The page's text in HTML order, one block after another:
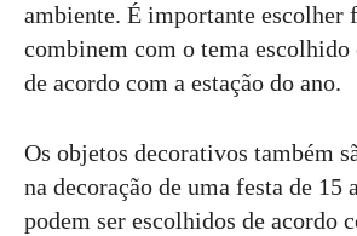
ambiente. É importante escolher
combinem com o tema escolhido
de acordo com a estação do ano.
Os objetos decorativos também
na decoração de uma festa de 15
podem ser escolhidos de acordo